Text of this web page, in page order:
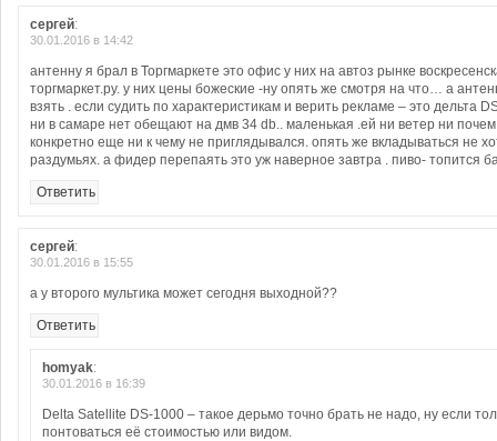
сергей:
30.01.2016 в 14:42
антенну я брал в Торгмаркете это офис у них на автоз рынке
торгмаркет.ру. у них цены божеские -ну опять же смотря на что… а
взять . если судить по характеристикам и верить рекламе – это дельта
ни в самаре нет обещают на дмв 34 db.. маленькая .ей ни ветер ни
конкретно еще ни к чему не приглядывался. опять же вкладываться не
раздумьях. а фидер перепаять это уж наверное завтра . пиво- топится
Ответить
сергей:
30.01.2016 в 15:55
а у второго мультика может сегодня выходной??
Ответить
homyak:
30.01.2016 в 16:39
Delta Satellite DS-1000 – такое дерьмо точно брать не надо, ну если
понтоваться её стоимостью или видом.